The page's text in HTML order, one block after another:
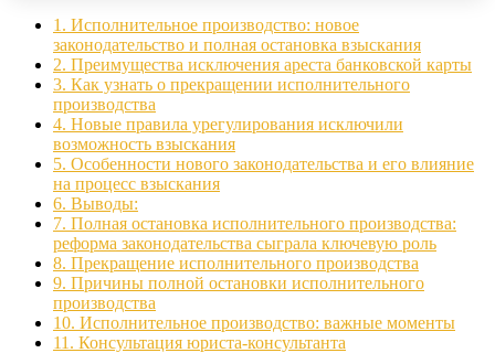
1. Исполнительное производство: новое
законодательство и полная остановка взыскания
2. Преимущества исключения ареста банковской карты
3. Как узнать о прекращении исполнительного
производства
4. Новые правила урегулирования исключили
возможность взыскания
5. Особенности нового законодательства и его влияние
на процесс взыскания
6. Выводы:
7. Полная остановка исполнительного производства:
реформа законодательства сыграла ключевую роль
8. Прекращение исполнительного производства
9. Причины полной остановки исполнительного
производства
10. Исполнительное производство: важные моменты
11. Консультация юриста-консультанта